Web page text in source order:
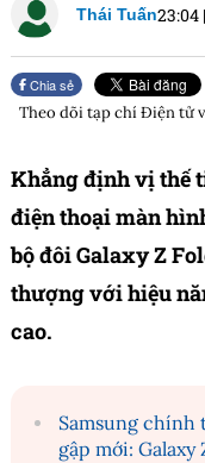
Thái Tuấn23:04 |
Chia sẻ
Theo dõi tạp chíĐiện tử
Khẳng định vị thế
điện thoại màn
bộ đôi Galaxy Z
thượng với hiệu
cao.
Samsung chính
gập mới: Galaxy